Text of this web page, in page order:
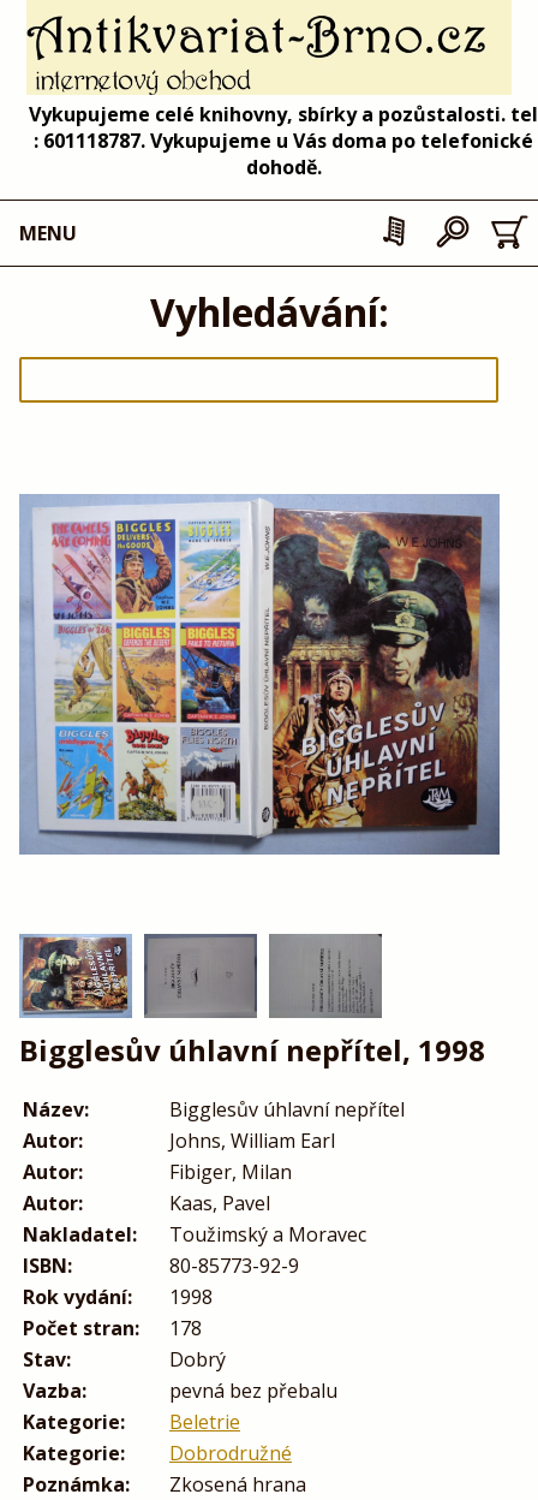
Vykupujeme celé knihovny, sbírky a pozůstalosti. tel
: 601118787. Vykupujeme u Vás doma po telefonické
dohodě.
MENU
Vyhledávání:
Bigglesův úhlavní nepřítel, 1998
Název:
Bigglesův úhlavní nepřítel
Autor:
Johns, William Earl
Autor:
Fibiger, Milan
Autor:
Kaas, Pavel
Nakladatel:
Toužimský a Moravec
ISBN:
80-85773-92-9
Rok vydání:
1998
Počet stran:
178
Stav:
Dobrý
Vazba:
pevná bez přebalu
Kategorie:
Beletrie
Kategorie:
Dobrodružné
Poznámka:
Zkosená hrana